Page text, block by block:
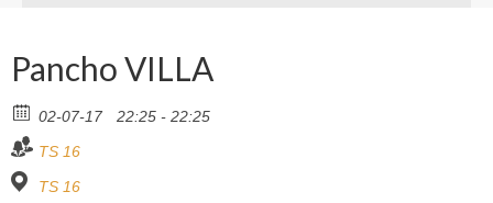
Sécurité
Pancho VILLA
02-07-17
22:25 - 22:25
TS 16
TS 16